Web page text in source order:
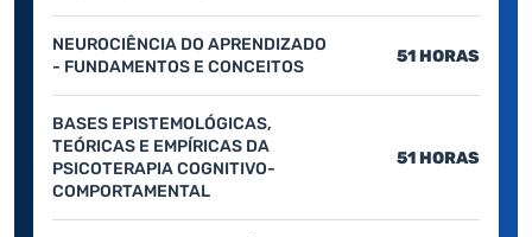
NEUROCIÊNCIA DO APRENDIZADO
- FUNDAMENTOS E CONCEITOS
51 HORAS
BASES EPISTEMOLÓGICAS,
TEÓRICAS E EMPÍRICAS DA
PSICOTERAPIA COGNITIVO-
COMPORTAMENTAL
51 HORAS